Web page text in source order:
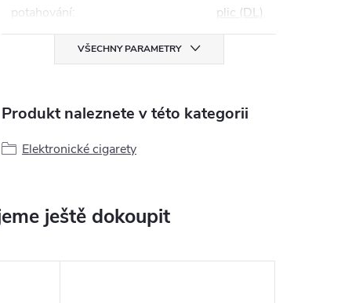
potahování:
plic (DL)
VŠECHNY PARAMETRY
Produkt naleznete v této kategorii
Elektronické cigarety
ještě dokoupit